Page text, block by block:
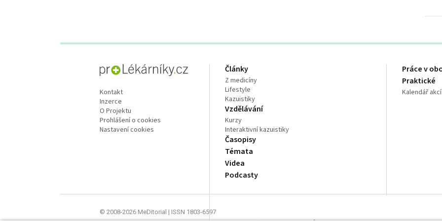
Kontakt
Inzerce
O Projektu
Prohlášení o cookies
Nastavení cookies
Články
Z medicíny
Lifestyle
Kazuistiky
Vzdělávání
Kurzy
Interaktivní kazuistiky
Časopisy
Témata
Videa
Podcasty
Práce v
Praktické
Kalendář akcí
© 2008-2026 MeDitorial | ISSN 1803-6597